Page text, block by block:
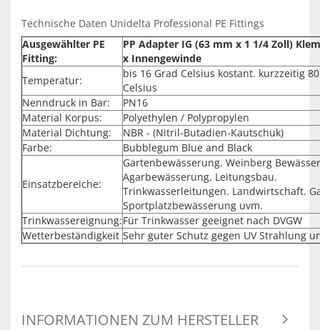
Technische Daten Unidelta Professional PE Fittings
Ausgewählter PE
Fitting:
PP Adapter IG (63 mm x 1 1/4 Zoll)
x Innengewinde
Temperatur:
bis 16 Grad Celsius kostant. kurzzeitig
Celsius
Nenndruck in Bar:
PN16
Material Korpus:
Polyethylen / Polypropylen
Material Dichtung:
NBR - (Nitril-Butadien-Kautschuk)
Farbe:
Bubblegum Blue and Black
Einsatzbereiche:
Gartenbewässerung. Weinberg
Agarbewässerung. Leitungsbau.
Trinkwasserleitungen. Landwirtschaft.
Sportplatzbewässerung uvm.
Trinkwassereignung:Für Trinkwasser geeignet nach DVGW
Wetterbeständigkeit Sehr guter Schutz gegen UV Strahlung
INFORMATIONEN ZUM HERSTELLER